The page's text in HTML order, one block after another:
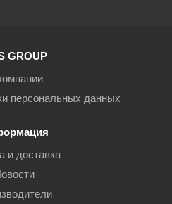
GROUP
персональных данных
и доставка